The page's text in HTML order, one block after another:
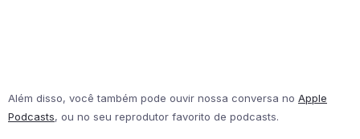
Além disso, você também pode ouvir nossa conversa no Apple
Podcasts, ou no seu reprodutor favorito de podcasts.